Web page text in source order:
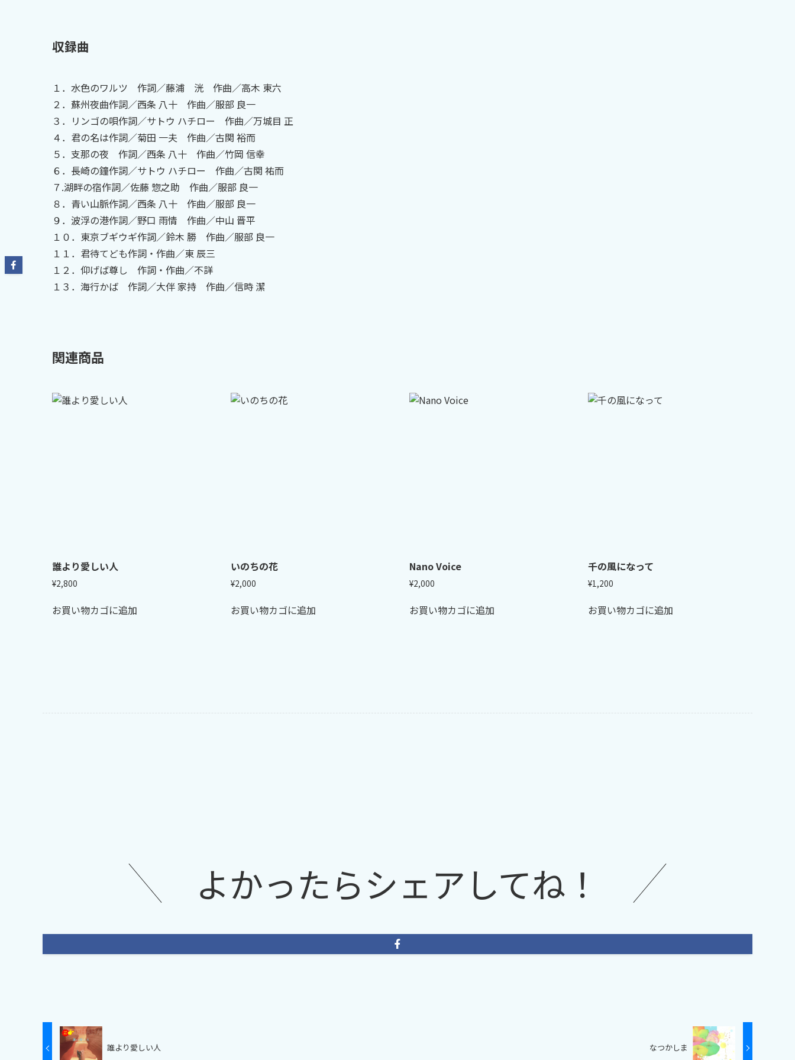
収録曲
１．水色のワルツ 作詞／藤浦 洸 作曲／高木 東六
２．蘇州夜曲作詞／西条 八十 作曲／服部 良一
３．リンゴの唄作詞／サトウ ハチロー 作曲／万城目 正
４．君の名は作詞／菊田 一夫 作曲／古関 裕而
５．支那の夜 作詞／西条 八十 作曲／竹岡 信幸
６．長崎の鐘作詞／サトウ ハチロー 作曲／古関 祐而
７.湖畔の宿作詞／佐藤 惣之助 作曲／服部 良一
８．青い山脈作詞／西条 八十 作曲／服部 良一
９．波浮の港作詞／野口 雨情 作曲／中山 晋平
１０．東京ブギウギ作詞／鈴木 勝 作曲／服部 良一
１１．君待てども作詞・作曲／東 辰三
１２．仰げば尊し 作詞・作曲／不詳
１３．海行かば 作詞／大伴 家持 作曲／信時 潔
関連商品
誰より愛しい人
¥2,800
お買い物カゴに追加
いのちの花
¥2,000
お買い物カゴに追加
Nano Voice
¥2,000
お買い物カゴに追加
千の風になって
¥1,200
お買い物カゴに追加
よかったらシェアしてね！
誰より愛しい人 なつかしま